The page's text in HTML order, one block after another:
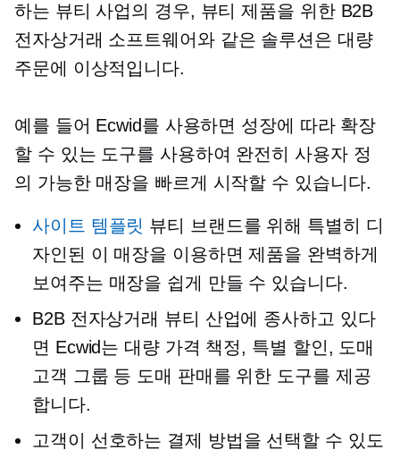
하는 뷰티 사업의 경우, 뷰티 제품을 위한 B2B
전자상거래 소프트웨어와 같은 솔루션은 대량
주문에 이상적입니다.
예를 들어 Ecwid를 사용하면 성장에 따라 확장
할 수 있는 도구를 사용하여 완전히 사용자 정
의 가능한 매장을 빠르게 시작할 수 있습니다.
사이트 템플릿 뷰티 브랜드를 위해 특별히 디
자인된 이 매장을 이용하면 제품을 완벽하게
보여주는 매장을 쉽게 만들 수 있습니다.
B2B 전자상거래 뷰티 산업에 종사하고 있다
면 Ecwid는 대량 가격 책정, 특별 할인, 도매
고객 그룹 등 도매 판매를 위한 도구를 제공
합니다.
고객이 선호하는 결제 방법을 선택할 수 있도